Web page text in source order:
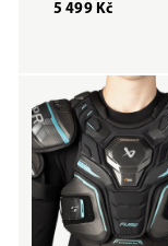
5 499 Kč